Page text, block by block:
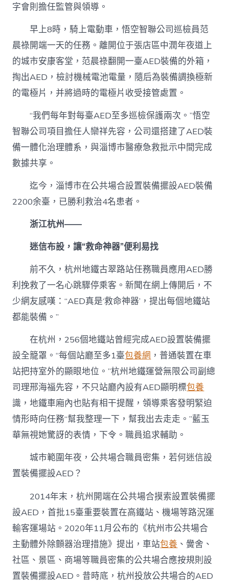
字會則擔任監管與領導。
早上8時，騎上電動車，悟空智聯公司巡檢員范
晨祿開端一天的任務。離開位于張店區中潤年夜道上
的城市安康客堂，范晨祿翻開一臺AED裝備的外箱，
掏出AED，檢討機械電池電量，隨后為裝備調換極新
的電極片，并將過時的電極片收受接管處置。
“我們每年對每臺AED至多巡檢保護兩次。”悟空
智聯公司項目擔任人欒祥先容，公司還搭建了AED裝
備一體化治理體系，與淄博市醫療急救批示中間完成
數據共享。
迄今，淄博市在公共場合設置裝備擺設AED裝備
2200余臺，已勝利救治4名患者。
浙江杭州——
迷信布設，讓“救命神器”便利易找
前不久，杭州地鐵古翠路站任務職員應用AED勝
利挽救了一名心跳驟停乘客。新聞在網上傳開后，不
少網友感嘆：“AED真是‘救命神器’，提出每個地鐵站
都能裝備。”
在杭州，256個地鐵站曾經完成AED設置裝備擺
設全籠罩。“每個站廳至多1臺包養網 ，普通裝置在車
站把持室外的顯眼地位。”杭州地鐵運營無限公司副總
司理邢海福先容，不只站廳內設有AED顯明標包養
識，地鐵車廂內也貼有相干提醒，領導乘客發明緊迫
情形時向任務“幫我整理一下，幫我出去走走。”藍玉
華無視她驚訝的表情，下令。職員追求輔助。
城市範圍年夜，公共場合職員密集，若何迷信設
置裝備擺設AED？
2014年末，杭州開端在公共場合摸索設置裝備擺
設AED，首批15臺重要裝置在高鐵站、機場等路況運
輸客運場站。2020年11月公布的《杭州市公共場合
主動體外除顫器治理措施》提出，車站包養 、黌舍、
社區、景區、商場等職員密集的公共場合應按規則設
置裝備擺設AED。昔時底，杭州投放公共場合的AED